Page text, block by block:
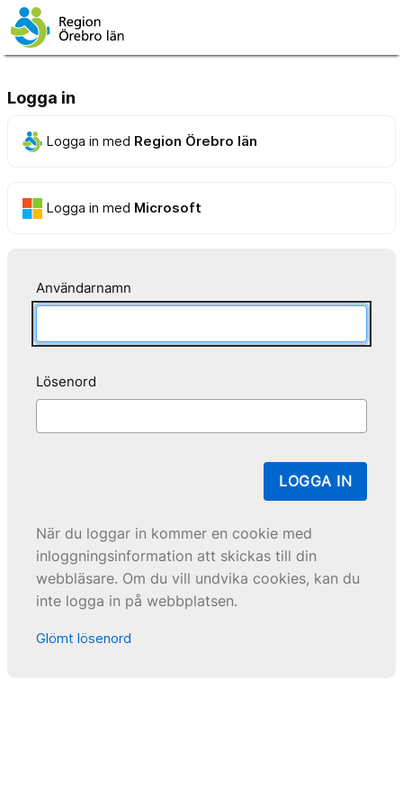
Logga in
Logga in med Region Örebro län
Logga in med Microsoft
Användarnamn
Lösenord
LOGGA IN
När du loggar in kommer en cookie med
inloggningsinformation att skickas till din
webbläsare. Om du vill undvika cookies, kan du
inte logga in på webbplatsen.
Glömt lösenord